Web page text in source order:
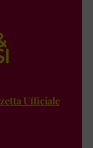
Ufficiale